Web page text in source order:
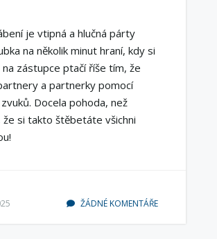
je vtipná a hlučná párty
na několik minut hraní, kdy si
zástupce ptačí říše tím, že
a partnerky pomocí
Docela pohoda, než
si takto štěbetáte všichni
ŽÁDNÉ KOMENTÁŘE